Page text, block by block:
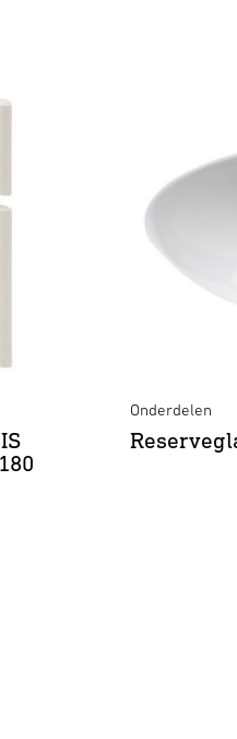
Onderdelen